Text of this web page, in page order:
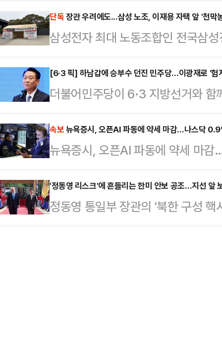
한단 취지로 시작된 조기 교체설에
지선을 앞두고 원내대표 교체가 도
한 반대 여론이 감지되고 있다.송
브리핑에 출연해 '원내대표 조기 사
리에 연연하지 않고 언제든지 내가
분명히 말했…
단독장관 우려에도...삼성 노조, 이재용 자택 앞 '천막
삼성전자 최대 노동조합인 전국삼
도 불구하고 이재용 삼성전자 회장
노사 갈등이 파국으로 치닫고 있다.
연결 짓는 여론의 압박이 거세지는
소에서 세 결집에 나선 모습이다
이 어제(27일)부터 5월 21일 총파
농성에 돌입했다”고 밝혔다.노조는
고 가려진 진실을…
[6·3 픽] 하남갑에 승부수 던진 민주당…이광재로 '험
더불어민주당이 6·3 지방선거와
하남갑 보궐선거에 이광재 전 강원
만 일각에서는 지역 기반이 약한 외
도부의 결정이 오히려 부담으로 작
치권에 따르면 민주당은 전날 이 전
민주당 수석대변인은 이 전 지사에
중량감 있는 정치인으로 굵직한 지
해결할 적임자"라고 평가했다…
속보뉴욕증시, 오픈AI 파동에 약세 마감…나스닥
뉴욕증시, 오픈AI 파동에 약세 마
'정동영 리스크'에 흔들리는 한미 안보 공조…지선 앞
정동영 통일부 장관의 '북한 구성
한 논란이 한 달째 이어지고 있다.